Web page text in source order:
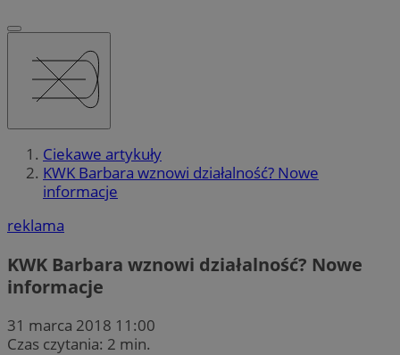
Ciekawe artykuły
KWK Barbara wznowi działalność? Nowe
informacje
reklama
KWK Barbara wznowi działalność? Nowe
informacje
31 marca 2018 11:00
Czas czytania: 2 min.